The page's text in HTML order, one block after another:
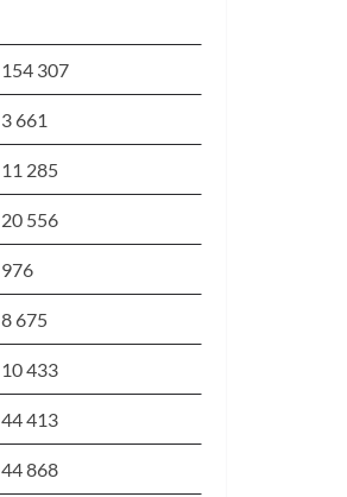
154 307
3 661
11 285
20 556
976
8 675
10 433
44 413
44 868